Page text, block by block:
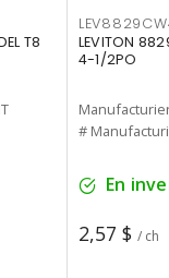
T8
LEVITON
4-1/2PO
#
En
2,57 $ / ch